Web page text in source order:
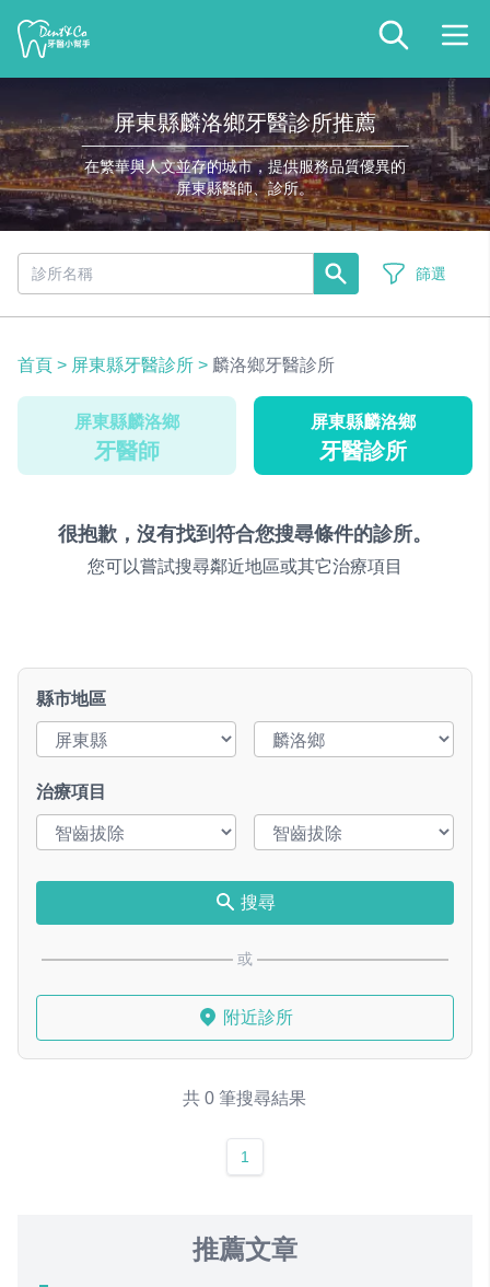
屏東縣麟洛鄉牙醫診所推薦
在繁華與人文並存的城市，提供服務品質優異的
屏東縣醫師、診所。
篩選
首頁 > 屏東縣牙醫診所 > 麟洛鄉牙醫診所
屏東縣麟洛鄉
牙醫師
屏東縣麟洛鄉
牙醫診所
很抱歉，沒有找到符合您搜尋條件的診所。
您可以嘗試搜尋鄰近地區或其它治療項目
縣市地區
治療項目
搜尋
或
附近診所
共 0 筆搜尋結果
1
推薦文章